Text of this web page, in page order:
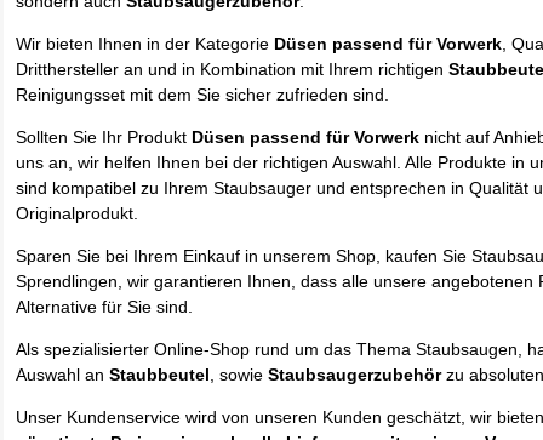
Wir bieten Ihnen in der Kategorie Düsen passend für Vorwerk,
Dritthersteller an und in Kombination mit Ihrem richtigen
Reinigungsset mit dem Sie sicher zufrieden sind.
Sollten Sie Ihr Produkt Düsen passend für Vorwerk nicht auf
uns an, wir helfen Ihnen bei der richtigen Auswahl. Alle Produkte in
sind kompatibel zu Ihrem Staubsauger und entsprechen in Qualität
Originalprodukt.
Sparen Sie bei Ihrem Einkauf in unserem Shop, kaufen Sie
Sprendlingen, wir garantieren Ihnen, dass alle unsere angebotenen
Alternative für Sie sind.
Als spezialisierter Online-Shop rund um das Thema Staubsaugen,
Auswahl anStaubbeutel, sowieStaubsaugerzubehörzu
Unser Kundenservice wird von unseren Kunden geschätzt, wir